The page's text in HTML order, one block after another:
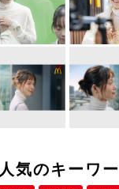
st
人気のキーワ